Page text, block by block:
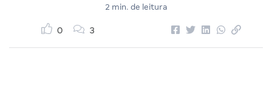
2 min. de leitura
0 3